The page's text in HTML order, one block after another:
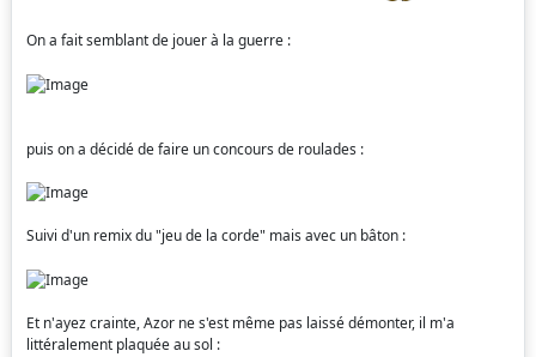
On a fait semblant de jouer à la guerre :
puis on a décidé de faire un concours de roulades :
Suivi d'un remix du "jeu de la corde" mais avec un bâton :
Et n'ayez crainte, Azor ne s'est même pas laissé démonter, il m'a
littéralement plaquée au sol :